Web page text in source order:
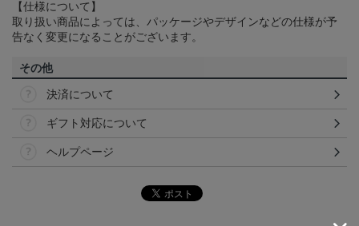
【仕様について】
取り扱い商品によっては、パッケージやデザインなどの仕様が予
告なく変更になることがございます。
その他
決済について
ギフト対応について
ヘルプページ